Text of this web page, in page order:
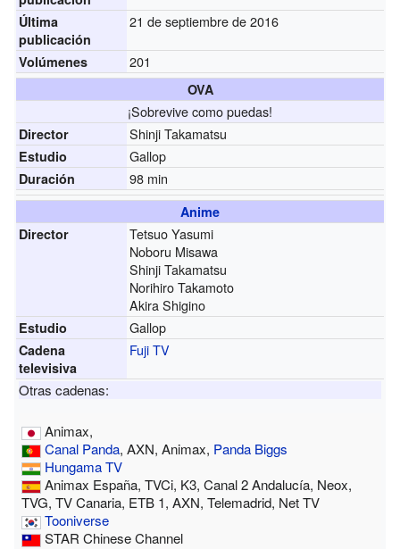
Última
publicación
21 de septiembre de 2016
Volúmenes 201
OVA
¡Sobrevive como puedas!
Director Shinji Takamatsu
Estudio Gallop
Duración 98 min
Anime
Director
Tetsuo Yasumi
Noboru Misawa
Shinji Takamatsu
Norihiro Takamoto
Akira Shigino
Estudio Gallop
Cadena
televisiva
Fuji TV
Otras cadenas:
Animax,
Canal Panda, AXN, Animax, Panda Biggs
Hungama TV
Animax España, TVCi, K3, Canal 2 Andalucía, Neox,
TVG, TV Canaria, ETB 1, AXN, Telemadrid, Net TV
Tooniverse
STAR Chinese Channel